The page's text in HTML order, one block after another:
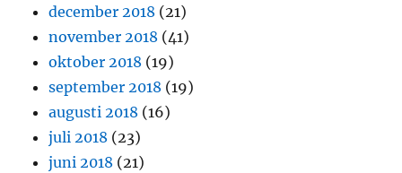
december 2018 (21)
november 2018 (41)
oktober 2018 (19)
september 2018 (19)
augusti 2018 (16)
juli 2018 (23)
juni 2018 (21)